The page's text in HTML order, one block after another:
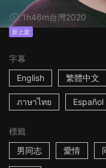
1h46m台灣2020
新上架
字幕
English
繁體中文
ภาษาไทย Español
標籤
男同志
愛情